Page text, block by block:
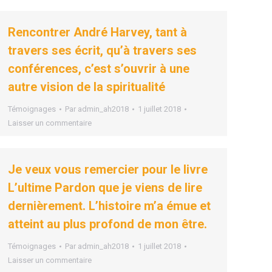
Rencontrer André Harvey, tant à
travers ses écrit, qu’à travers ses
conférences, c’est s’ouvrir à une
autre vision de la spiritualité
Témoignages Par admin_ah2018
1 juillet 2018
Laisser un commentaire
Je veux vous remercier pour le livre
L’ultime Pardon que je viens de lire
dernièrement. L’histoire m’a émue et
atteint au plus profond de mon être.
Témoignages Par admin_ah2018
1 juillet 2018
Laisser un commentaire